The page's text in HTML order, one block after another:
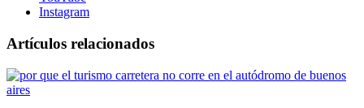
Instagram
Artículos relacionados